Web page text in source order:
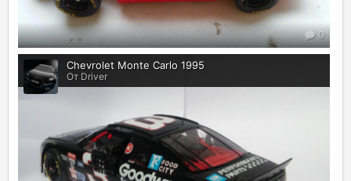
0
Chevrolet Monte Carlo 1995
От Driver